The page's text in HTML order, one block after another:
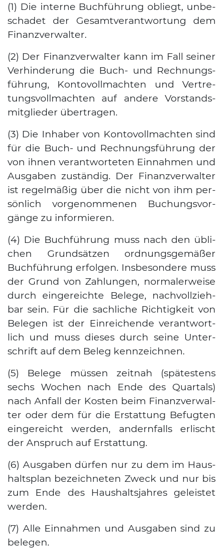
(1) Die inter­ne Buch­füh­rung obliegt, unbe­
scha­det der Gesamt­ver­ant­wor­tung dem
Finanz­ver­wal­ter.
(2) Der Finanz­ver­wal­ter kann im Fall sei­ner
Ver­hin­de­rung die Buch- und Rech­nungs­
füh­rung, Kon­to­voll­mach­ten und Ver­tre­
tungs­voll­mach­ten auf ande­re Vor­stands­
mit­glie­der über­tra­gen.
(3) Die Inha­ber von Kon­to­voll­mach­ten sind
für die Buch- und Rech­nungs­füh­rung der
von ihnen ver­ant­wor­te­ten Ein­nah­men und
Aus­ga­ben zustän­dig. Der Finanz­ver­wal­ter
ist regel­mä­ßig über die nicht von ihm per­
sön­lich vor­ge­nom­me­nen Buchungs­vor­
gän­ge zu infor­mie­ren.
(4) Die Buch­füh­rung muss nach den übli­
chen Grund­sät­zen ord­nungs­ge­mä­ßer
Buch­füh­rung erfol­gen. Ins­be­son­de­re muss
der Grund von Zah­lun­gen, nor­ma­ler­wei­se
durch ein­ge­reich­te Bele­ge, nach­voll­zieh­
bar sein. Für die sach­li­che Rich­tig­keit von
Bele­gen ist der Ein­rei­chen­de ver­ant­wort­
lich und muss die­ses durch sei­ne Unter­
schrift auf dem Beleg kenn­zeich­nen.
(5) Bele­ge müs­sen zeit­nah (spä­tes­tens
sechs Wochen nach Ende des Quar­tals)
nach Anfall der Kos­ten beim Finanz­ver­wal­
ter oder dem für die Erstat­tung Befug­ten
ein­ge­reicht wer­den, andern­falls erlischt
der Anspruch auf Erstat­tung.
(6) Aus­ga­ben dür­fen nur zu dem im Haus­
halts­plan bezeich­ne­ten Zweck und nur bis
zum Ende des Haus­halts­jah­res geleis­tet
wer­den.
(7) Alle Ein­nah­men und Aus­ga­ben sind zu
bele­gen.
Suchen nach: